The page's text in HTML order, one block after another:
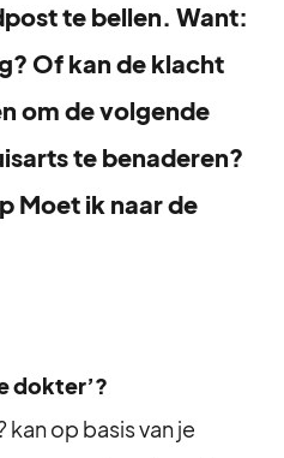
te bellen. Want:
Of kan de klacht
om de volgende
te benaderen?
Moet ik naar de
dokter’?
op basis van je